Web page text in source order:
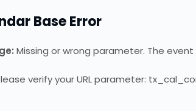
Base Error
Missing or wrong parameter. The
verify your URL parameter: